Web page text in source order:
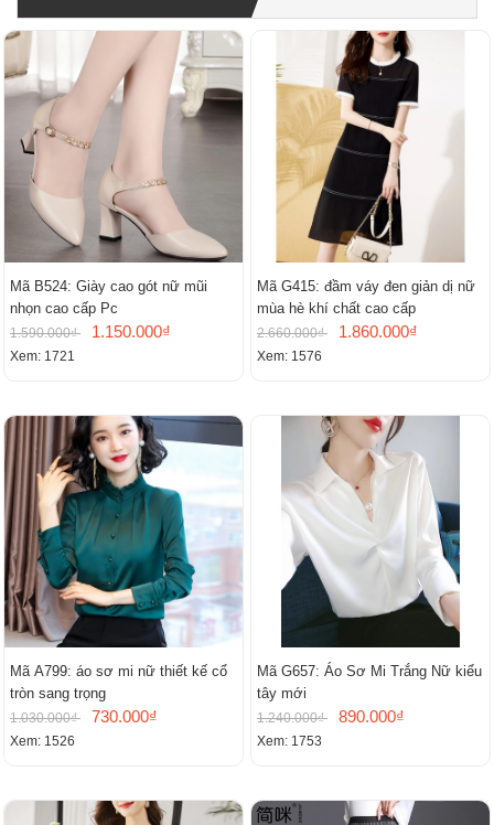
Mã B524: Giày cao gót nữ mũi
nhọn cao cấp Pc
1.590.000₫ 1.150.000₫
Xem: 1721
Mã G415: đầm váy đen giản dị nữ
mùa hè khí chất cao cấp
2.660.000₫ 1.860.000₫
Xem: 1576
Mã A799: áo sơ mi nữ thiết kế cổ
tròn sang trọng
1.030.000₫ 730.000₫
Xem: 1526
Mã G657: Áo Sơ Mi Trắng Nữ kiểu
tây mới
1.240.000₫ 890.000₫
Xem: 1753